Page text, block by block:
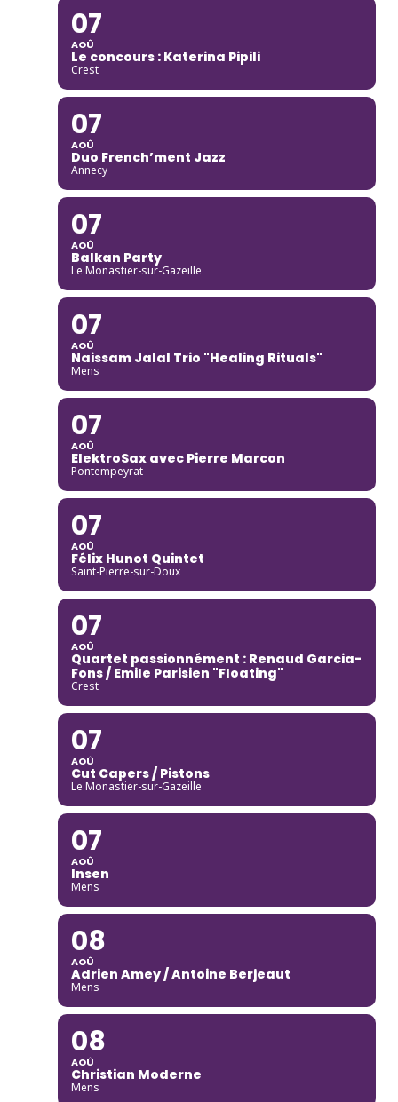
07
AOÛ
Le concours : Katerina Pipili
Crest
07
AOÛ
Duo French’ment Jazz
Annecy
07
AOÛ
Balkan Party
Le Monastier-sur-Gazeille
07
AOÛ
Naissam Jalal Trio "Healing Rituals"
Mens
07
AOÛ
ElektroSax avec Pierre Marcon
Pontempeyrat
07
AOÛ
Félix Hunot Quintet
Saint-Pierre-sur-Doux
07
AOÛ
Quartet passionnément : Renaud Garcia-
Fons / Emile Parisien "Floating"
Crest
07
AOÛ
Cut Capers / Pistons
Le Monastier-sur-Gazeille
07
AOÛ
Insen
Mens
08
AOÛ
Adrien Amey / Antoine Berjeaut
Mens
08
AOÛ
Christian Moderne
Mens